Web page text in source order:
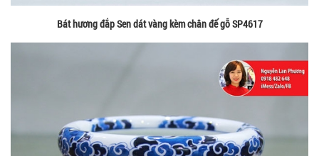
Bát hương đắp Sen dát vàng kèm chân đế gỗ SP4617